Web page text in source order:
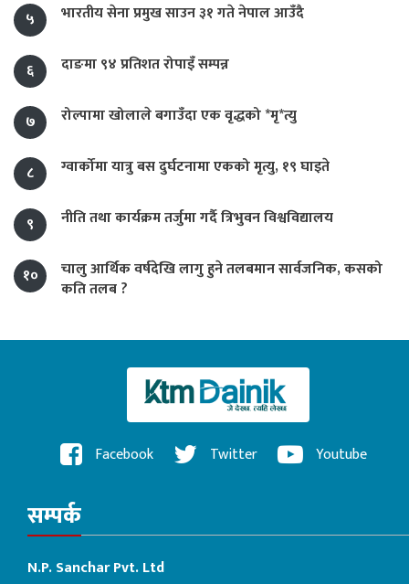
५
भारतीय सेना प्रमुख साउन ३१ गते नेपाल आउँदै
६ दाङमा ९४ प्रतिशत रोपाइँ सम्पन्न
७ रोल्पामा खोलाले बगाउँदा एक वृद्धको *मृ*त्यु
८ ग्वार्कोमा यात्रु बस दुर्घटनामा एकको मृत्यु, १९ घाइते
९ नीति तथा कार्यक्रम तर्जुमा गर्दै त्रिभुवन विश्वविद्यालय
१०
चालु आर्थिक वर्षदेखि लागु हुने तलबमान सार्वजनिक, कसको
कति तलब ?
Facebook Twitter Youtube
सम्पर्क
N.P. Sanchar Pvt. Ltd